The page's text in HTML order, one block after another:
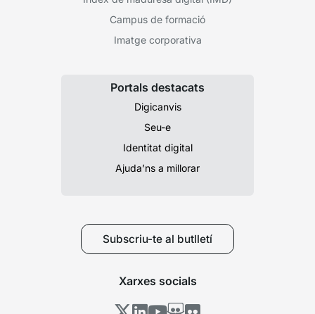
Campus de formació
Imatge corporativa
Portals destacats
Digicanvis
Seu-e
Identitat digital
Ajuda’ns a millorar
Subscriu-te al butlletí
Xarxes socials